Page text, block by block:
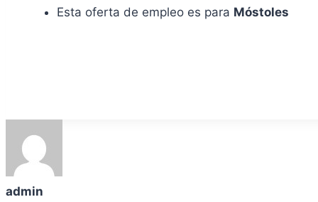
Esta oferta de empleo es para Móstoles
admin